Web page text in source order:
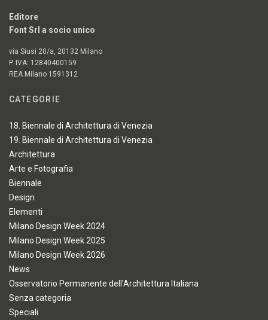
Editore
Font Srl a socio unico
via Siusi 20/a, 20132 Milano
P. IVA: 12840400159
REA Milano 1591312
CATEGORIE
18. Biennale di Architettura di Venezia
19. Biennale di Architettura di Venezia
Architettura
Arte e Fotografia
Biennale
Design
Elementi
Milano Design Week 2024
Milano Design Week 2025
Milano Design Week 2026
News
Osservatorio Permanente dell'Architettura Italiana
Senza categoria
Speciali